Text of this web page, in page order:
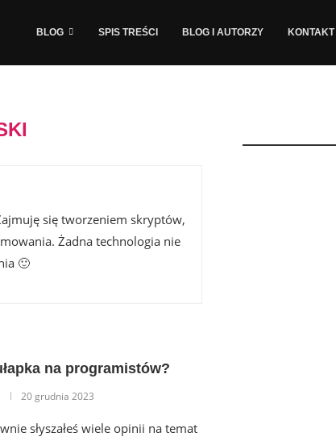
BLOG SPIS TREŚCI BLOG I AUTORZY KONTAKT
się tworzeniem skryptów,
Żadna technologia nie
🙂
na programistów?
20 grudnia 2023
słyszałeś wiele opinii na temat